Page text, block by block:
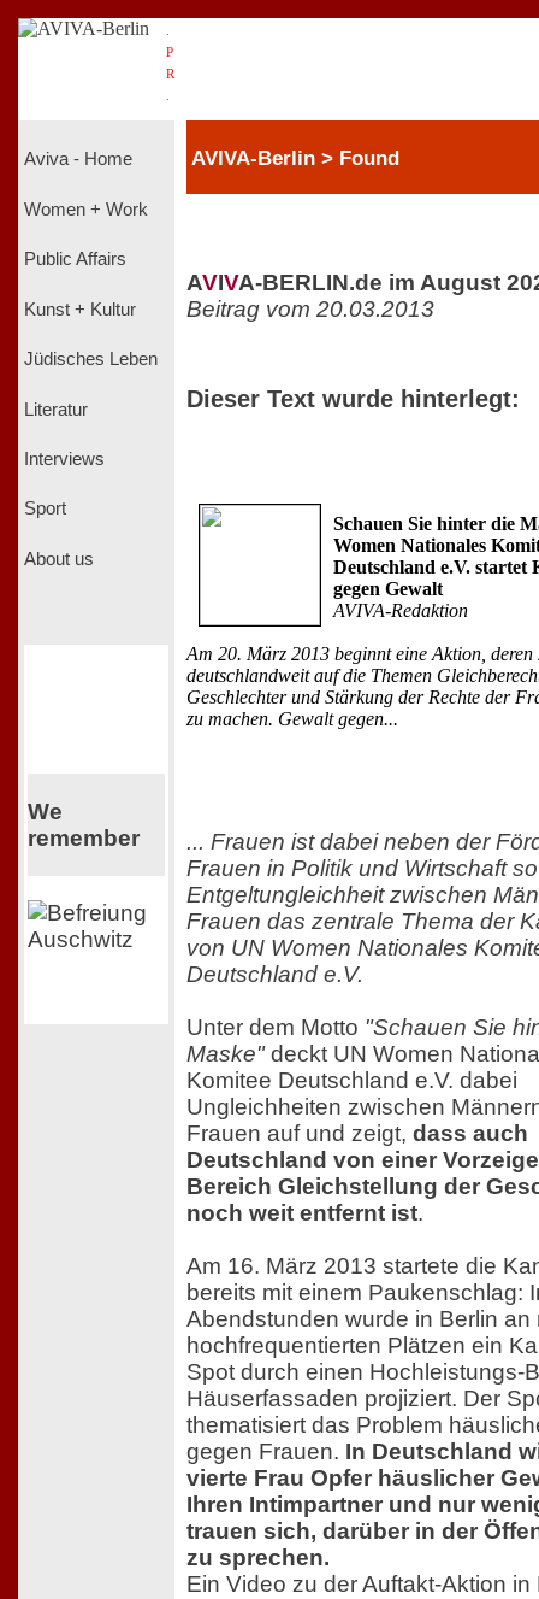
P
R
Aviva - Home
Women + Work
Public Affairs
Kunst + Kultur
Jüdisches Leben
Literatur
Interviews
Sport
About us
We
remember
AVIVA-Berlin > Found
AVIVA-BERLIN.de im August
Beitrag vom 20.03.2013
Dieser Text wurde hinterlegt:
Schauen Sie hinter die
Women Nationales
Deutschland e.V. startet
gegen Gewalt
AVIVA-Redaktion
Am 20. März 2013 beginnt eine Aktion, deren
deutschlandweit auf die Themen
Geschlechter und Stärkung der Rechte der
zu machen. Gewalt gegen...
... Frauen ist dabei neben der
Frauen in Politik und Wirtschaft
Entgeltungleichheit zwischen
Frauen das zentrale Thema der
von UN Women Nationales
Deutschland e.V.
Unter dem Motto "Schauen Sie
Maske"deckt UN Women
Komitee Deutschland e.V. dabei
Ungleichheiten zwischen
Frauen auf und zeigt, dass auch
Deutschland von einer
Bereich Gleichstellung der
noch weit entfernt ist.
Am 16. März 2013 startete die
bereits mit einem Paukenschlag:
Abendstunden wurde in Berlin an
hochfrequentierten Plätzen ein
Spot durch einen Hochleistungs-
Häuserfassaden projiziert. Der
thematisiert das Problem
gegen Frauen. In Deutschland
vierte Frau Opfer häuslicher
Ihren Intimpartner und nur
trauen sich, darüber in der
zu sprechen.
Ein Video zu der Auftakt-Aktion in